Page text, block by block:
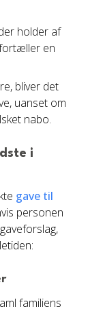
holder af
en
bliver det
uanset om
nabo.
i
gave til
personen
familiens